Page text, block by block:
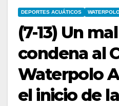
DEPORTES ACUÁTICOS
(7-13) Un
condena al
Waterpolo
el inicio de